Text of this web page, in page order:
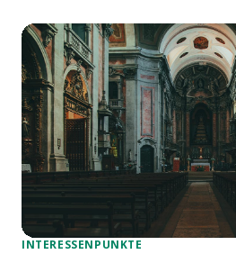
INTERESSENPUNKTE